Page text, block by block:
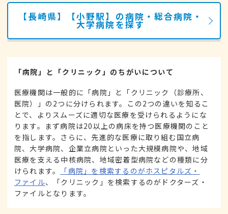
【長崎県】【小野駅】の病院・総合病院・
大学病院を探す
「病院」と「クリニック」のちがいについて
医療機関は一般的に「病院」と「クリニック（診療所、
医院）」の2つに分けられます。この2つの違いを知るこ
とで、よりスムーズに適切な医療を受けられるようにな
ります。まず病院は20以上の病床を持つ医療機関のこと
を指します。さらに、先進的な医療に取り組む国立病
院、大学病院、企業立病院といった大規模病院や、地域
医療を支える中核病院、地域密着型病院などの種類に分
けられます。
「病院」を検索するのがホスピタルズ・
ファイル、「クリニック」を検索するのがドクターズ・
ファイルとなります。